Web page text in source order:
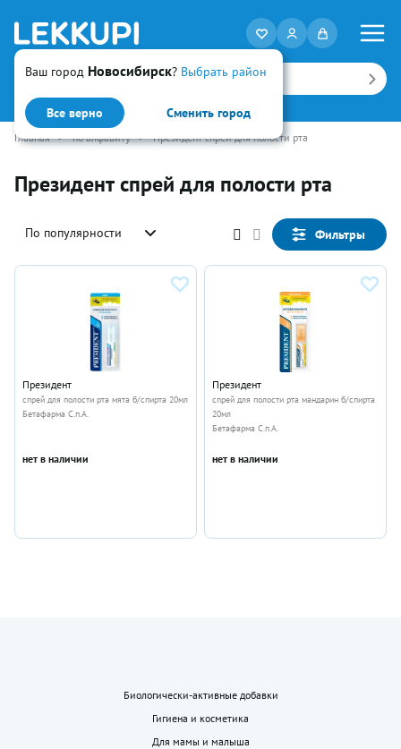
Ваш город Новосибирск? Выбрать район
Все верно Сменить город
Искать
Главная • по алфавиту • Президент спрей для полости рта
Президент спрей для полости рта
По популярности Фильтры
Президент
спрей для полости рта мята б/спирта 20мл
Бетафарма С.п.А.
нет в наличии
Президент
спрей для полости рта мандарин б/спирта
20мл
Бетафарма С.п.А.
нет в наличии
Биологически-активные добавки
Гигиена и косметика
Для мамы и малыша